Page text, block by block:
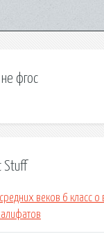
не фгос
Stuff
веков 6 класс о